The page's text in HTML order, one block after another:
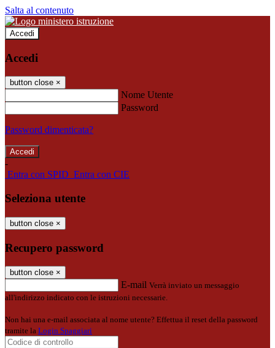
Salta al contenuto
Accedi
Accedi
button close ×
Nome Utente
Password
Password dimenticata?
-
Entra con SPID Entra con CIE
Seleziona utente
button close ×
Recupero password
button close ×
E-mail Verrà inviato un messaggio
all'indirizzo indicato con le istruzioni necessarie.
Non hai una e-mail associata al nome utente? Effettua il reset della password
tramite la Login Spaggiari